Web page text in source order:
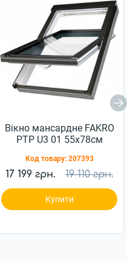
Вікно мансардне FAKRO
PTP U3 01 55x78см
Код товару: 207393
17 199 грн. 19 110 грн.
Купити